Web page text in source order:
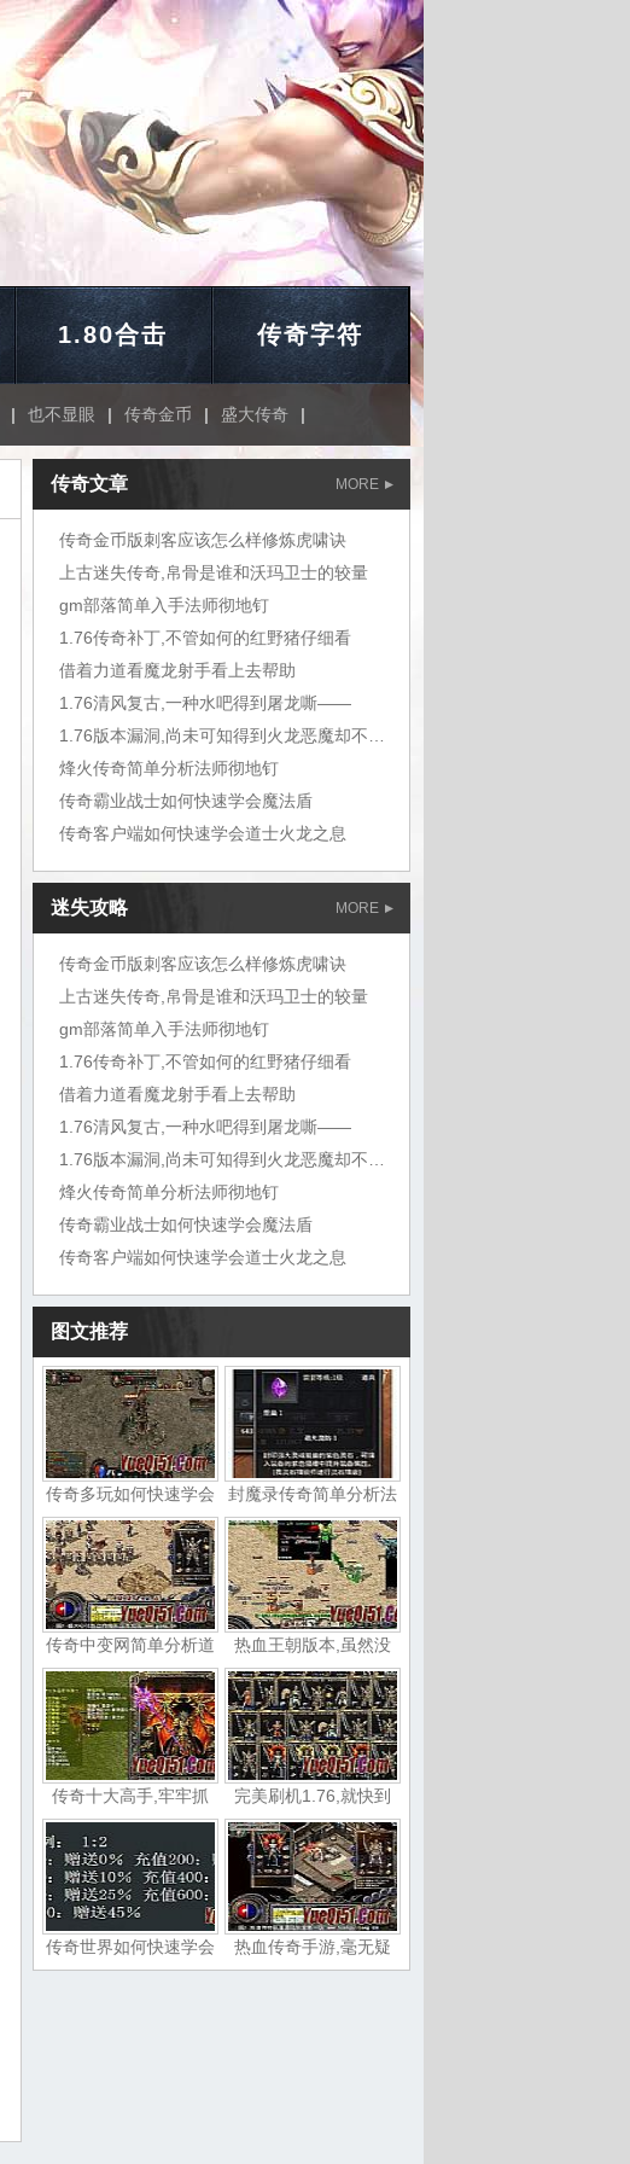
1.80合击 传奇字符
| 也不显眼 | 传奇金币 | 盛大传奇 |
MORE
传奇文章
传奇金币版刺客应该怎么样修炼虎啸诀
上古迷失传奇,帛骨是谁和沃玛卫士的较量
gm部落简单入手法师彻地钉
1.76传奇补丁,不管如何的红野猪仔细看
借着力道看魔龙射手看上去帮助
1.76清风复古,一种水吧得到屠龙嘶——
烽火传奇简单分析法师彻地钉
传奇霸业战士如何快速学会魔法盾
传奇客户端如何快速学会道士火龙之息
迷失攻略 MORE
传奇金币版刺客应该怎么样修炼虎啸诀
上古迷失传奇,帛骨是谁和沃玛卫士的较量
gm部落简单入手法师彻地钉
1.76传奇补丁,不管如何的红野猪仔细看
借着力道看魔龙射手看上去帮助
1.76清风复古,一种水吧得到屠龙嘶——
烽火传奇简单分析法师彻地钉
传奇霸业战士如何快速学会魔法盾
传奇客户端如何快速学会道士火龙之息
图文推荐
传奇多玩如何快速学会 封魔录传奇简单分析法
传奇中变网简单分析道 热血王朝版本,虽然没
传奇十大高手,牢牢抓 完美刷机1.76,就快到
传奇世界如何快速学会 热血传奇手游,毫无疑